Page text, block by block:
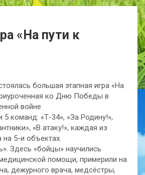
«На пути к
большая этапная игра «На
ко Дню Победы в
войне
5 команд: «Т-34», «За Родину!»,
«В атаку!», каждая из
5-и объектах.
Здесь «бойцы» научились
помощи, примерили на
дежурного врача, медсёстры,